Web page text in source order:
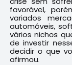
favorável,
variados
automóveis,
vários nichos
de investir
decidir o que
afirmou.